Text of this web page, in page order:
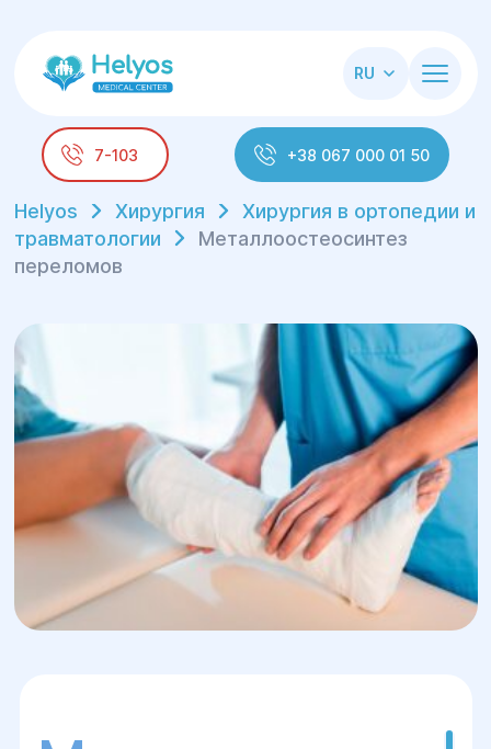
RU
7-103 +38 067 000 01 50
Helyos Хирургия
Хирургия в ортопедии и
травматологии
Металлоостеосинтез
переломов